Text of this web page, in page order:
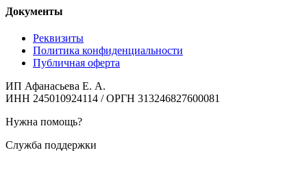
Документы
Реквизиты
Политика конфиденциальности
Публичная оферта
ИП Афанасьева Е. А.
ИНН 245010924114 / ОРГН 313246827600081
Нужна помощь?
Служба поддержки